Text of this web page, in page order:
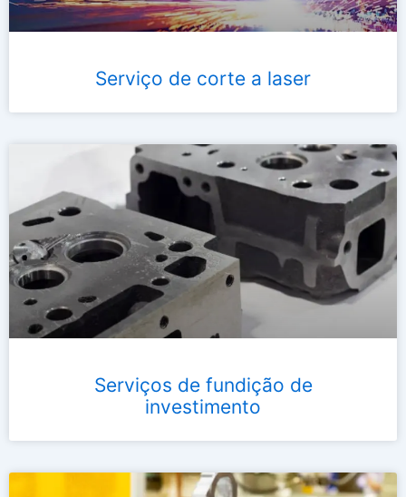
Serviço de corte a laser
Serviços de fundição de
investimento